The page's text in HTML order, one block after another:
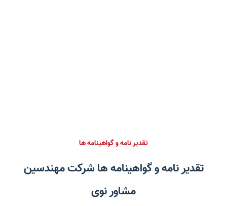
تقدیر نامه و گواهینامه ها
تقدیر نامه و گواهینامه ها ​شرکت مهندسین
مشاور نوی